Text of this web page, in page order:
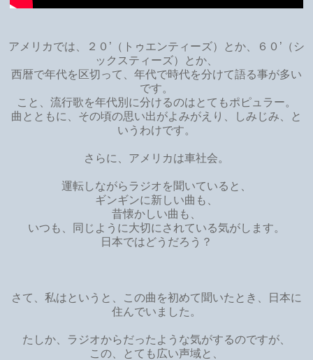
アメリカでは、２０’（トゥエンティーズ）とか、６０’（シ
ックスティーズ）とか、
西暦で年代を区切って、年代で時代を分けて語る事が多い
です。
こと、流行歌を年代別に分けるのはとてもポピュラー。
曲とともに、その頃の思い出がよみがえり、しみじみ、と
いうわけです。
さらに、アメリカは車社会。
運転しながらラジオを聞いていると、
ギンギンに新しい曲も、
昔懐かしい曲も、
いつも、同じように大切にされている気がします。
日本ではどうだろう？
さて、私はというと、この曲を初めて聞いたとき、日本に
住んでいました。
たしか、ラジオからだったような気がするのですが、
この、とても広い声域と、